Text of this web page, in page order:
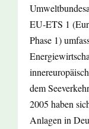
EU-ETS 1
Phase 1)
dem
2005 haben
Anlagen in